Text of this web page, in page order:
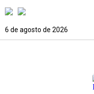
6 de agosto de 2026